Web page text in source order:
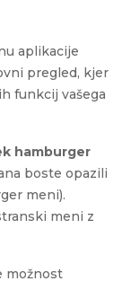
aplikacije
pregled, kjer
funkcij vašega
hamburger
boste opazili
meni).
meni z
možnost